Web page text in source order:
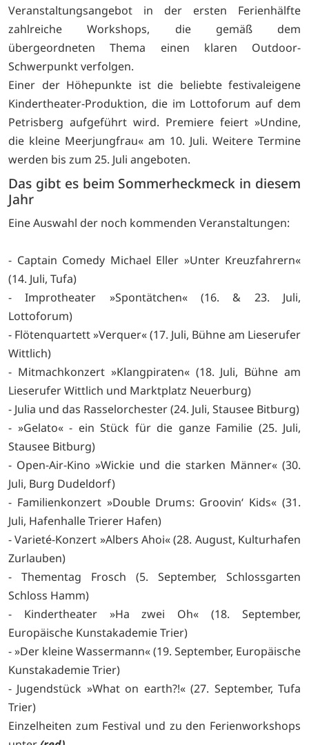
Veranstaltungsangebot in der ersten Ferienhälfte
zahlreiche Workshops, die gemäß dem
übergeordneten Thema einen klaren Outdoor-
Schwerpunkt verfolgen.
Einer der Höhepunkte ist die beliebte festivaleigene
Kindertheater-Produktion, die im Lottoforum auf dem
Petrisberg aufgeführt wird. Premiere feiert »Undine,
die kleine Meerjungfrau« am 10. Juli. Weitere Termine
werden bis zum 25. Juli angeboten.
Das gibt es beim Sommerheckmeck in diesem
Jahr
Eine Auswahl der noch kommenden Veranstaltungen:
- Captain Comedy Michael Eller »Unter Kreuzfahrern«
(14. Juli, Tufa)
- Improtheater »Spontätchen« (16. & 23. Juli,
Lottoforum)
- Flötenquartett »Verquer« (17. Juli, Bühne am Lieserufer
Wittlich)
- Mitmachkonzert »Klangpiraten« (18. Juli, Bühne am
Lieserufer Wittlich und Marktplatz Neuerburg)
- Julia und das Rasselorchester (24. Juli, Stausee Bitburg)
- »Gelato« - ein Stück für die ganze Familie (25. Juli,
Stausee Bitburg)
- Open-Air-Kino »Wickie und die starken Männer« (30.
Juli, Burg Dudeldorf)
- Familienkonzert »Double Drums: Groovin‘ Kids« (31.
Juli, Hafenhalle Trierer Hafen)
- Varieté-Konzert »Albers Ahoi« (28. August, Kulturhafen
Zurlauben)
- Thementag Frosch (5. September, Schlossgarten
Schloss Hamm)
- Kindertheater »Ha zwei Oh« (18. September,
Europäische Kunstakademie Trier)
- »Der kleine Wassermann« (19. September, Europäische
Kunstakademie Trier)
- Jugendstück »What on earth?!« (27. September, Tufa
Trier)
Einzelheiten zum Festival und zu den Ferienworkshops